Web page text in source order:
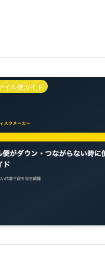
イル便ガイド